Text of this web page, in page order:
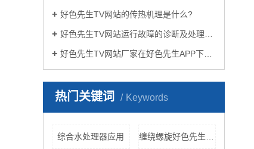
好色先生TV网站的传热机理是什么?
好色先生TV网站运行故障的诊断及处理方法
好色先生TV网站厂家在好色先生APP下载苹果手机安装生活中有哪些作用？
热门关键词 Keywords
综合水处理器应用